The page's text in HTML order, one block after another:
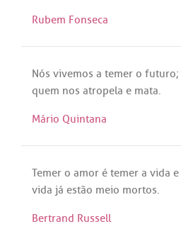
Rubem Fonseca
Nós vivemos a temer o futuro;
quem nos atropela e mata.
Mário Quintana
Temer o amor é temer a vida e
vida já estão meio mortos.
Bertrand Russell